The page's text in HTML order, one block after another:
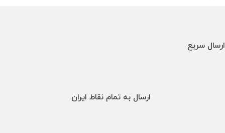
ارسال سریع
ارسال به تمام نقاط ایران